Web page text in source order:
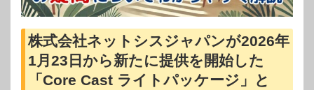
株式会社ネットシスジャパンが2026年
1月23日から新たに提供を開始した
「Core Cast ライトパッケージ」と